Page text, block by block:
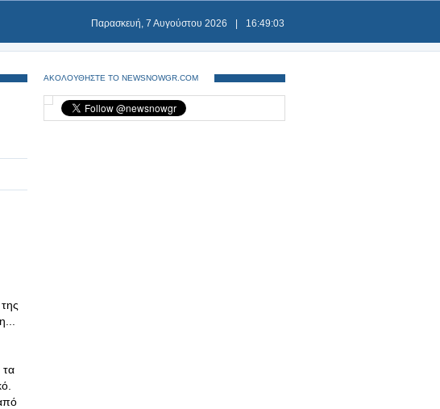
Παρασκευή, 7 Αυγούστου 2026 16:49:03
τα
ΑΚΟΛΟΥΘΗΣΤΕ ΤΟ NEWSNOWGR.COM